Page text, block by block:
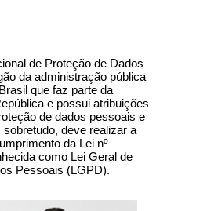
de Proteção de Dados
da administração pública
que faz parte da
e possui atribuições
de dados pessoais e
deve realizar a
da Lei nº
como Lei Geral de
Pessoais (LGPD).